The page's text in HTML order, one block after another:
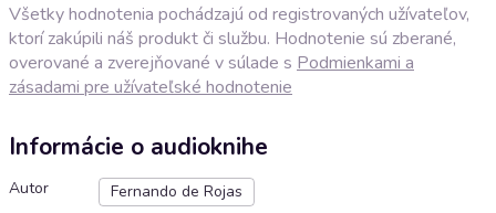
Všetky hodnotenia pochádzajú od registrovaných užívateľov,
ktorí zakúpili náš produkt či službu. Hodnotenie sú zberané,
overované a zverejňované v súlade s Podmienkami a
zásadami pre užívateľské hodnotenie
Informácie o audioknihe
Autor
Fernando de Rojas